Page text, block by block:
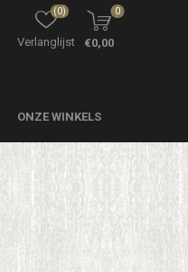
Verlanglijst
(0) 0
€0,00
ONZE WINKELS